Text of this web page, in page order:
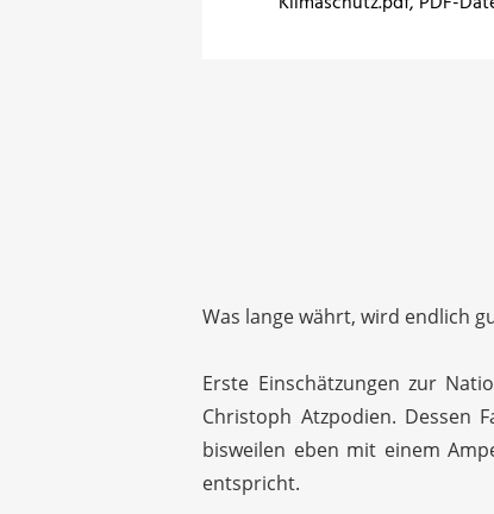
Was lange währt, wird endlich
Erste Einschätzungen zur
Christoph Atzpodien. Dessen
bisweilen eben mit einem
entspricht.